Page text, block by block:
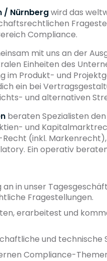
/ Nürnbergwird das
Compliance.
mit uns an der
Einheiten des
im Produkt- und
ein bei
und alternativen
beraten Spezialisten
und
(inkl.
Ein operativ
an in unser
Fragestellungen.
erarbeitest und
und technische
Compliance-